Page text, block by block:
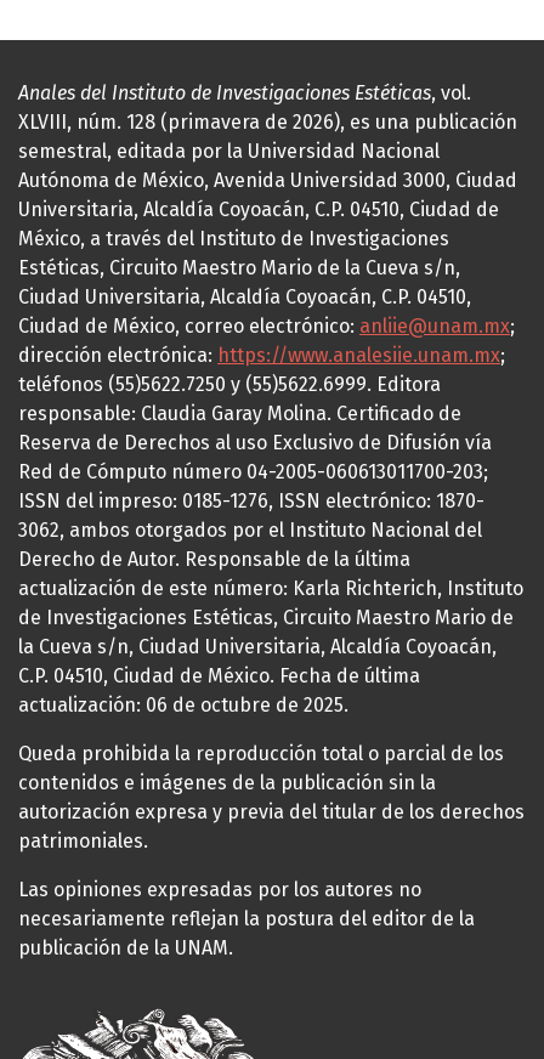
Anales del Instituto de Investigaciones Estéticas, vol.
XLVIII, núm. 128 (primavera de 2026), es una publicación
semestral, editada por la Universidad Nacional
Autónoma de México, Avenida Universidad 3000, Ciudad
Universitaria, Alcaldía Coyoacán, C.P. 04510, Ciudad de
México, a través del Instituto de Investigaciones
Estéticas, Circuito Maestro Mario de la Cueva s/n,
Ciudad Universitaria, Alcaldía Coyoacán, C.P. 04510,
Ciudad de México, correo electrónico: anliie@unam.mx;
dirección electrónica: https://www.analesiie.unam.mx;
teléfonos (55)5622.7250 y (55)5622.6999. Editora
responsable: Claudia Garay Molina. Certificado de
Reserva de Derechos al uso Exclusivo de Difusión vía
Red de Cómputo número 04-2005-060613011700-203;
ISSN del impreso: 0185-1276, ISSN electrónico: 1870-
3062, ambos otorgados por el Instituto Nacional del
Derecho de Autor. Responsable de la última
actualización de este número: Karla Richterich, Instituto
de Investigaciones Estéticas, Circuito Maestro Mario de
la Cueva s/n, Ciudad Universitaria, Alcaldía Coyoacán,
C.P. 04510, Ciudad de México. Fecha de última
actualización: 06 de octubre de 2025.
Queda prohibida la reproducción total o parcial de los
contenidos e imágenes de la publicación sin la
autorización expresa y previa del titular de los derechos
patrimoniales.
Las opiniones expresadas por los autores no
necesariamente reflejan la postura del editor de la
publicación de la UNAM.